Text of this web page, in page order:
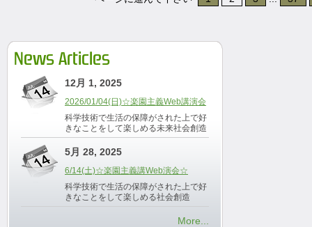
News Articles
12月 1, 2025
2026/01/04(日)☆楽園主義Web講演会
科学技術で生活の保障がされた上で好
きなことをして楽しめる未来社会創造
5月 28, 2025
6/14(土)☆楽園主義講Web演会☆
科学技術で生活の保障がされた上で好
きなことをして楽しめる社会創造
More...